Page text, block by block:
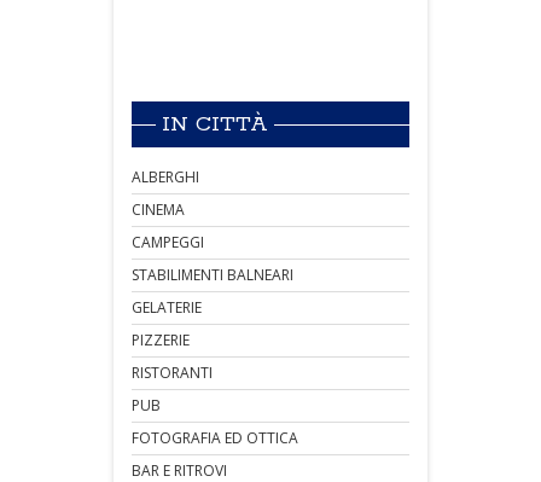
IN CITTÀ
ALBERGHI
CINEMA
CAMPEGGI
STABILIMENTI BALNEARI
GELATERIE
PIZZERIE
RISTORANTI
PUB
FOTOGRAFIA ED OTTICA
BAR E RITROVI